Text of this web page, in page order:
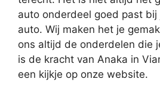
auto onderdeel goed past
auto. Wij maken het je
ons altijd de onderdelen die
is de kracht van Anaka in
een kijkje op onze website.